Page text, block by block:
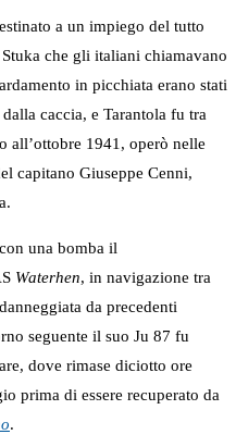
a un impiego del tutto
che gli italiani chiamavano
in picchiata erano stati
caccia, e Tarantola fu tra
all’ottobre 1941, operò nelle
capitano Giuseppe Cenni,
una bomba il
Waterhen, in navigazione tra
da precedenti
seguente il suo Ju 87 fu
dove rimase diciotto ore
prima di essere recuperato da
.